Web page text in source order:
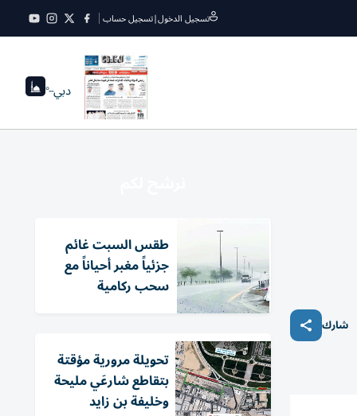
تسجيل الدخول|تسجيل حساب
دبي--°
شارك
طقس السبت غائم
جزئياً مغبر أحياناً مع
سحب ركامية
تحويلة مرورية مؤقتة
بتقاطع شارعَي مليحة
وخليفة بن زايد